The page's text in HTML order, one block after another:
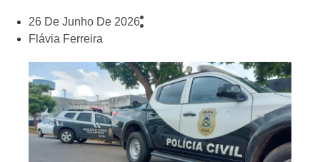
26 De Junho De 2026
Flávia Ferreira